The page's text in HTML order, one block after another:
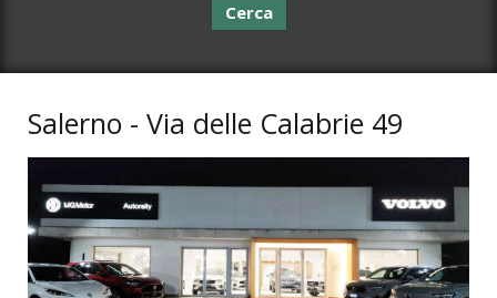
Cerca
Salerno - Via delle Calabrie 49